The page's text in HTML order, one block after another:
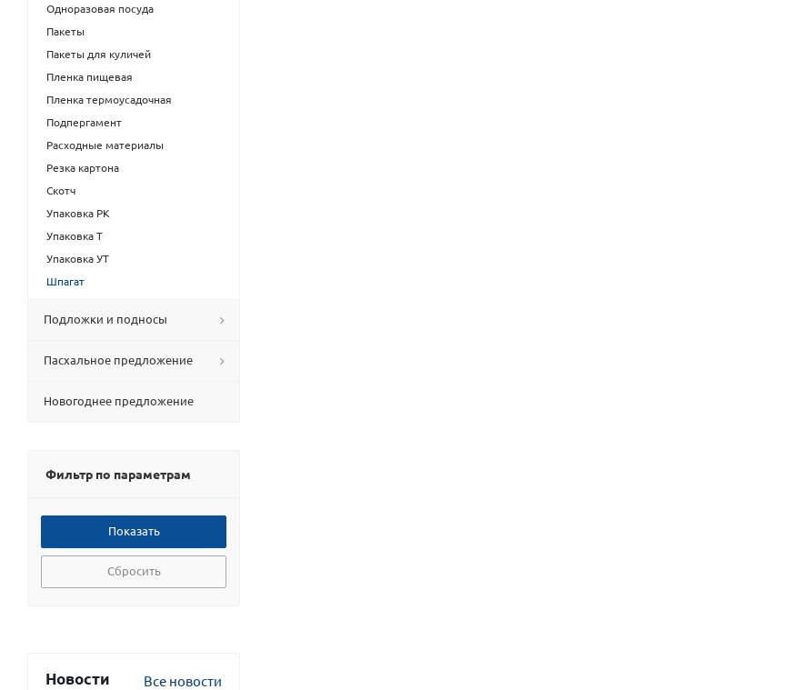
Одноразовая посуда
Пакеты
Пакеты для куличей
Пленка пищевая
Пленка термоусадочная
Подпергамент
Расходные материалы
Резка картона
Скотч
Упаковка РК
Упаковка Т
Упаковка УТ
Шпагат
Подложки и подносы
Пасхальное предложение
Новогоднее предложение
Фильтр по параметрам
Сбросить
Новости Все новости